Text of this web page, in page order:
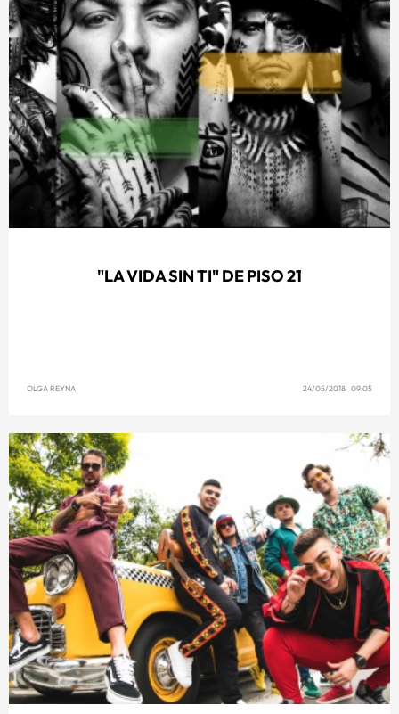
"LA VIDA SIN TI" DE PISO 21
OLGA REYNA 24/05/2018 09:05